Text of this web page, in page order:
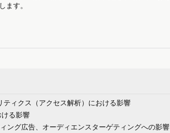
ます。
ティクス（アクセス解析）における影響
る影響
ング広告、オーディエンスターゲティングへの影響